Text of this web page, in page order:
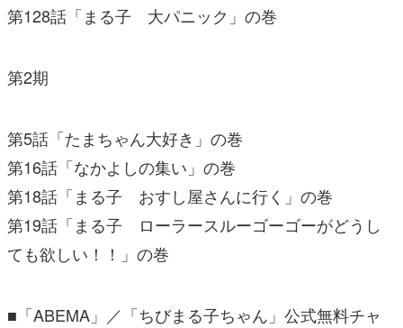
第128話「まる子 大パニック」の巻
第2期
第5話「たまちゃん大好き」の巻
第16話「なかよしの集い」の巻
第18話「まる子 おすし屋さんに行く」の巻
第19話「まる子 ローラースルーゴーゴーがどうし
ても欲しい！！」の巻
■「ABEMA」／「ちびまる子ちゃん」公式無料チャ